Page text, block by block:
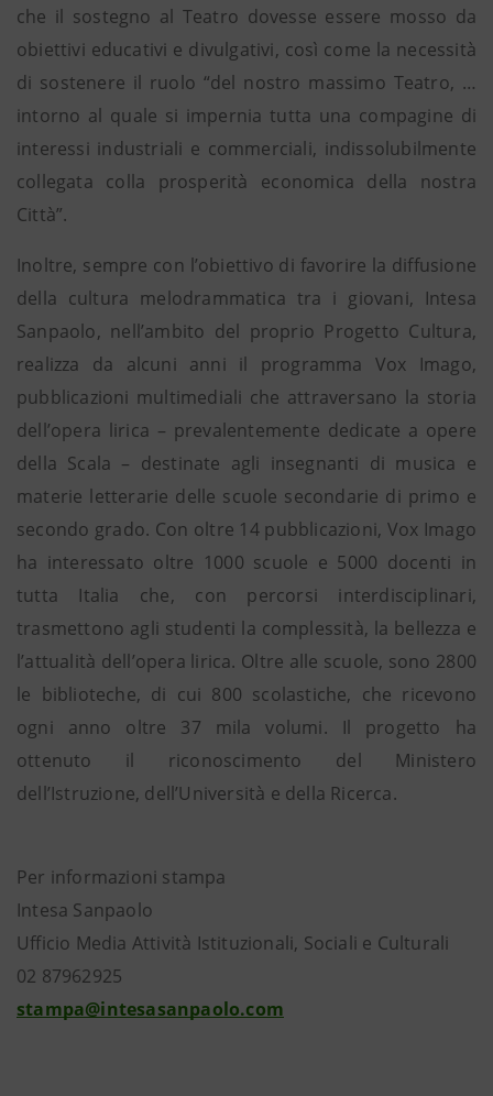
che il sostegno al Teatro dovesse essere mosso da
obiettivi educativi e divulgativi, così come la necessità
di sostenere il ruolo “del nostro massimo Teatro, …
intorno al quale si impernia tutta una compagine di
interessi industriali e commerciali, indissolubilmente
collegata colla prosperità economica della nostra
Città”.
Inoltre, sempre con l’obiettivo di favorire la diffusione
della cultura melodrammatica tra i giovani, Intesa
Sanpaolo, nell’ambito del proprio Progetto Cultura,
realizza da alcuni anni il programma Vox Imago,
pubblicazioni multimediali che attraversano la storia
dell’opera lirica – prevalentemente dedicate a opere
della Scala – destinate agli insegnanti di musica e
materie letterarie delle scuole secondarie di primo e
secondo grado. Con oltre 14 pubblicazioni, Vox Imago
ha interessato oltre 1000 scuole e 5000 docenti in
tutta Italia che, con percorsi interdisciplinari,
trasmettono agli studenti la complessità, la bellezza e
l’attualità dell’opera lirica. Oltre alle scuole, sono 2800
le biblioteche, di cui 800 scolastiche, che ricevono
ogni anno oltre 37 mila volumi. Il progetto ha
ottenuto il riconoscimento del Ministero
dell’Istruzione, dell’Università e della Ricerca.
Per informazioni stampa
Intesa Sanpaolo
Ufficio Media Attività Istituzionali, Sociali e Culturali
02 87962925
stampa@intesasanpaolo.com